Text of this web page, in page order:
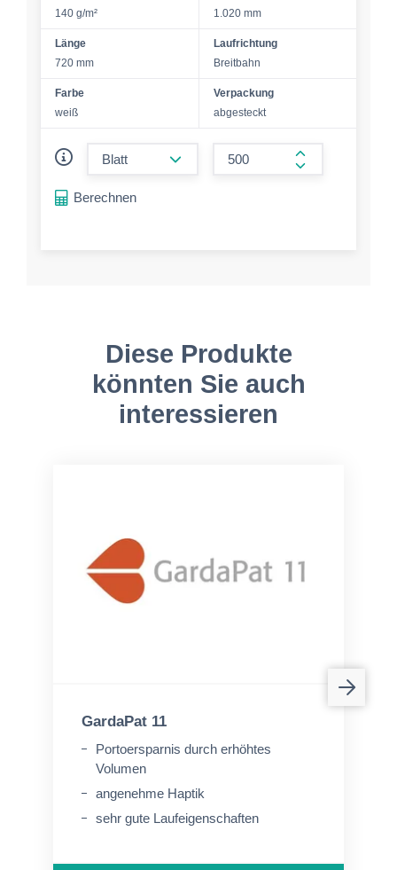
140 g/m² 1.020 mm
Länge
720 mm
Laufrichtung
Breitbahn
Farbe
weiß
Verpackung
abgesteckt
form.increase-
Berechnen
Diese Produkte
könnten Sie auch
interessieren
GardaPat 11
Portoersparnis durch erhöhtes
Volumen
angenehme Haptik
sehr gute Laufeigenschaften